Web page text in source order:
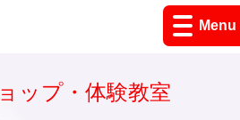
Menu
ップ・体験教室